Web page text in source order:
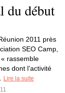
du début
2011 près
SEO Camp,
rassemble
dont l’activité
Lire la suite